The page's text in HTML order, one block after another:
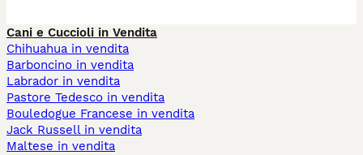
Cani e Cuccioli in Vendita
Chihuahua in vendita
Barboncino in vendita
Labrador in vendita
Pastore Tedesco in vendita
Bouledogue Francese in vendita
Jack Russell in vendita
Maltese in vendita